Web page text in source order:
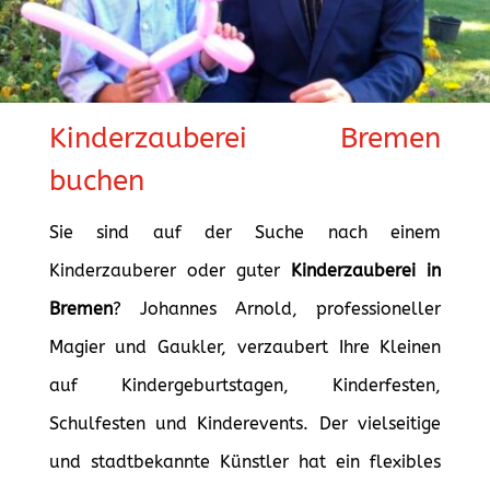
Kinderzauberei Bremen
buchen
Sie sind auf der Suche nach einem
Kinderzauberer oder guter Kinderzauberei in
Bremen? Johannes Arnold, professioneller
Magier und Gaukler, verzaubert Ihre Kleinen
auf Kindergeburtstagen, Kinderfesten,
Schulfesten und Kinderevents. Der vielseitige
und stadtbekannte Künstler hat ein flexibles